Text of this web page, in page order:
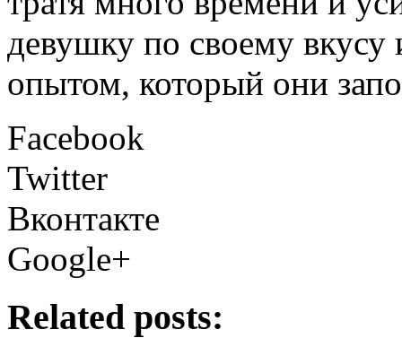
девушку по своему вкусу
опытом, который они
Facebook
Twitter
Вконтакте
Google+
Related posts: